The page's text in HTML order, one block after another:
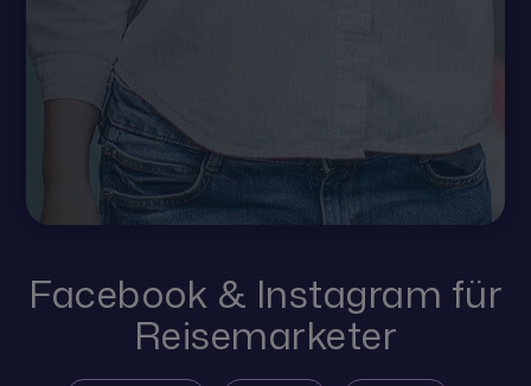
Facebook & Instagram für
Reisemarketer